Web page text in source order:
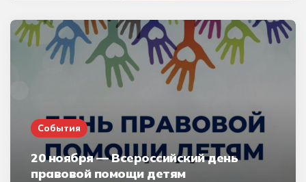
События
20 ноября — Всероссийский день
правовой помощи детям